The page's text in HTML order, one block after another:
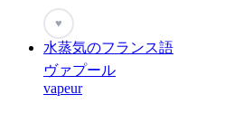
♥
水蒸気のフランス語
ヴァプール
vapeur